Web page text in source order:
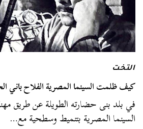
التخت
كيف ظلمت السينما المصرية الفلاح باني
في بلد بنى حضارته الطويلة عن طريق
السينما المصرية بتنميط وسطحية مع…